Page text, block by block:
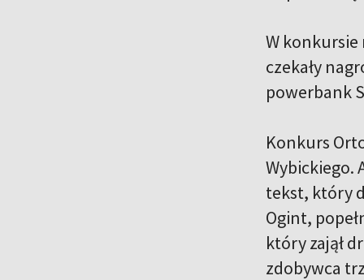
W
czekały
powerbank
Konkurs
Wybickiego.
tekst, który
Ogint,
który zajął
zdobywca